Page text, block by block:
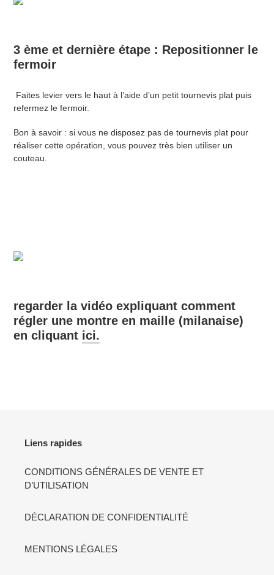
3 ème et dernière étape : Repositionner le
fermoir
Faites levier vers le haut à l’aide d’un petit tournevis plat puis
refermez le fermoir.
Bon à savoir : si vous ne disposez pas de tournevis plat pour
réaliser cette opération, vous pouvez très bien utiliser un
couteau.
regarder la vidéo expliquant comment
régler une montre en maille (milanaise)
en cliquant ici.
Liens rapides
CONDITIONS GÉNÉRALES DE VENTE ET
D’UTILISATION
DÉCLARATION DE CONFIDENTIALITÉ
MENTIONS LÉGALES